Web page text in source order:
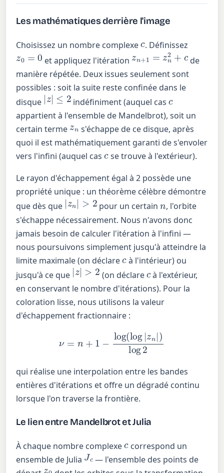
Les mathématiques derrière l'image
Choisissez un nombre complexec. Définissez
z0 =0 et appliquez l'itération
zn + 1=zn2+c
de
manière répétée. Deux issues seulement sont
possibles : soit la suite reste confinée dans le
disque
|z|≤2
indéfiniment (auquel casc
appartient à l'ensemble de Mandelbrot), soit un
certain termezn s'échappe de ce disque, après
quoi il est mathématiquement garanti de s'envoler
vers l'infini (auquel cascse trouve à l'extérieur).
Le rayon d'échappement égal à 2 possède une
propriété unique : un théorème célèbre démontre
que dès que
|zn|>2
pour un certainn, l'orbite
s'échappe nécessairement. Nous n'avons donc
jamais besoin de calculer l'itération à l'infini —
nous poursuivons simplement jusqu'à atteindre la
limite maximale (on déclarecà l'intérieur) ou
jusqu'à ce que
|z|>2
(on déclarecà l'extérieur,
en conservant le nombre d'itérations). Pour la
coloration lisse, nous utilisons la valeur
d'échappement fractionnaire :
log|zn|)log2
qui réalise une interpolation entre les bandes
entières d'itérations et offre un dégradé continu
lorsque l'on traverse la frontière.
Le lien entre Mandelbrot et Julia
À chaque nombre complexeccorrespond un
ensemble de Julia Jc — l'ensemble des points de
z0